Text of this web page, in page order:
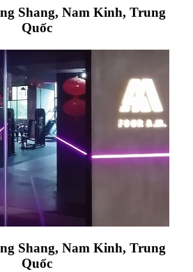
Shang, Nam Kinh, Trung
Quốc
Shang, Nam Kinh, Trung
Quốc